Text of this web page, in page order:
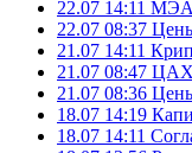
22.07 14:11 МЭА
22.07 08:37
21.07 14:11
21.07 08:47
21.07 08:36
18.07 14:19
18.07 14:11